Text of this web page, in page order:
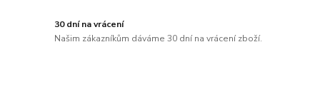
30 dní na vrácení
Našim zákazníkům dáváme 30 dní na vrácení zboží.